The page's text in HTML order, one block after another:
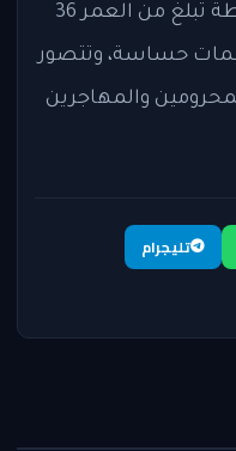
الصحيفة أن إلهان سيدة بسيطة تبلغ من العمر 36
حساسة، وتتصور
والمهاجرين
تليجرام